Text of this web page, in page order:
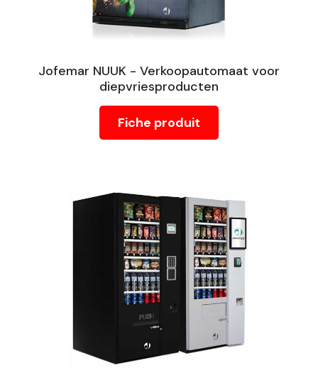
Jofemar NUUK - Verkoopautomaat voor
diepvriesproducten
Fiche produit